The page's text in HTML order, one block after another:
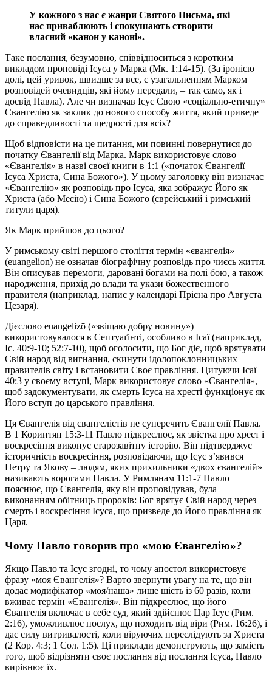
У кожного з нас є жанри Святого Письма, які
нас приваблюють і спокушають створити
власний «канон у каноні».
Таке послання, безумовно, співвідноситься з коротким
викладом проповіді Ісуса у Марка (Мк. 1:14-15). (За іронією
долі, цей уривок, швидше за все, є узагальненням Марком
розповідей очевидців, які йому передали, – так само, як і
досвід Павла). Але чи визначав Ісус Свою «соціально-етичну»
Євангелію як заклик до нового способу життя, який приведе
до справедливості та щедрості для всіх?
Щоб відповісти на це питання, ми повинні повернутися до
початку Євангелії від Марка. Марк використовує слово
«Євангелія» в назві своєї книги в 1:1 («початок Євангелії
Ісуса Христа, Сина Божого»). У цьому заголовку він визначає
«Євангелію» як розповідь про Ісуса, яка зображує Його як
Христа (або Месію) і Сина Божого (єврейський і римський
титули царя).
Як Марк прийшов до цього?
У римському світі першого століття термін «євангелія»
(euangelion) не означав біографічну розповідь про чиєсь життя.
Він описував перемоги, даровані богами на полі бою, а також
народження, прихід до влади та укази божественного
правителя (наприклад, напис у календарі Прієна про Августа
Цезаря).
Дієслово euangelizō («звіщаю добру новину»)
використовувалося в Септуаґінті, особливо в Ісаї (наприклад,
Іс. 40:9-10; 52:7-10), щоб оголосити, що Бог діє, щоб врятувати
Свій народ від вигнання, скинути ідолопоклонницьких
правителів світу і встановити Своє правління. Цитуючи Ісаї
40:3 у своєму вступі, Марк використовує слово «Євангелія»,
щоб задокументувати, як смерть Ісуса на хресті функціонує як
Його вступ до царського правління.
Ця Євангелія від євангелістів не суперечить Євангелії Павла.
В 1 Коринтян 15:3-11 Павло підкреслює, як звістка про хрест і
воскресіння виконує старозавітну історію. Він підтверджує
історичність воскресіння, розповідаючи, що Ісус з’явився
Петру та Якову – людям, яких прихильники «двох євангелій»
називають ворогами Павла. У Римлянам 11:1-7 Павло
пояснює, що Євангелія, яку він проповідував, була
виконанням обітниць пророків: Бог врятує Свій народ через
смерть і воскресіння Ісуса, що призведе до Його правління як
Царя.
Чому Павло говорив про «мою Євангелію»?
Якщо Павло та Ісус згодні, то чому апостол використовує
фразу «моя Євангелія»? Варто звернути увагу на те, що він
додає модифікатор «моя/наша» лише шість із 60 разів, коли
вживає термін «Євангелія». Він підкреслює, що його
Євангелія включає в себе суд, який здійснює Цар Ісус (Рим.
2:16), уможливлює послух, що походить від віри (Рим. 16:26), і
дає силу витривалості, коли віруючих переслідують за Христа
(2 Кор. 4:3; 1 Сол. 1:5). Ці приклади демонструють, що замість
того, щоб відрізняти своє послання від послання Ісуса, Павло
вирівнює їх.